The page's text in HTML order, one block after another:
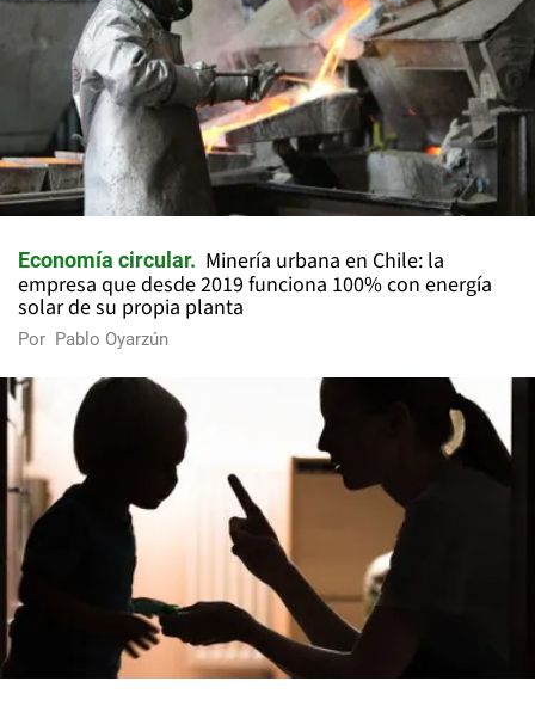
Economía circular
Minería urbana en Chile: la
empresa que desde 2019 funciona 100% con energía
solar de su propia planta
Por Pablo Oyarzún